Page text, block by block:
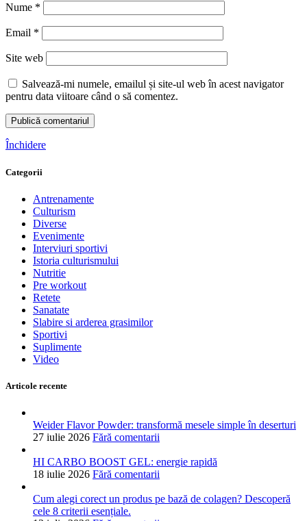
Nume *
Email *
Site web
Salvează-mi numele, emailul și site-ul web în acest navigator
pentru data viitoare când o să comentez.
Închidere
Categorii
Antrenamente
Culturism
Diverse
Evenimente
Interviuri sportivi
Istoria culturismului
Nutritie
Pre workout
Retete
Sanatate
Slabire si arderea grasimilor
Sportivi
Suplimente
Video
Articole recente
Weider Flavor Powder: transformă mesele simple în deserturi
27 iulie 2026 Fără comentarii
HI CARBO BOOST GEL: energie rapidă
18 iulie 2026 Fără comentarii
Cum alegi corect un produs pe bază de colagen? Descoperă
cele 8 criterii esențiale.